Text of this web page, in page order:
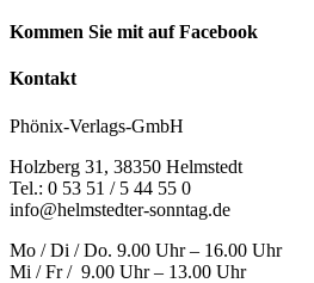
Kommen Sie mit auf Facebook
Kontakt
Phönix-Verlags-GmbH
Holzberg 31, 38350 Helmstedt
Tel.: 0 53 51 / 5 44 55 0
info@helmstedter-sonntag.de
Mo / Di / Do. 9.00 Uhr – 16.00 Uhr
Mi / Fr / 9.00 Uhr – 13.00 Uhr